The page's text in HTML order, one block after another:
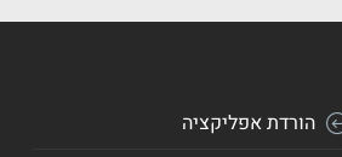
הורדת אפליקציה